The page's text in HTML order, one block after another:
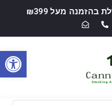
מעל ₪399
פתח